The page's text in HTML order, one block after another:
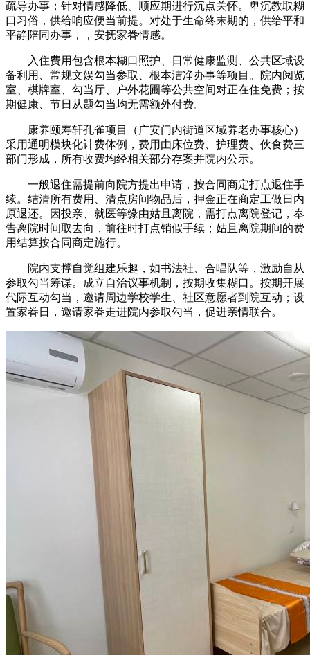
疏导办事；针对情感降低、顺应期进行沉点关怀。卑沉教取糊
口习俗，供给响应便当前提。对处于生命终末期的，供给平和
平静陪同办事，，安抚家眷情感。
入住费用包含根本糊口照护、日常健康监测、公共区域设
备利用、常规文娱勾当参取、根本洁净办事等项目。院内阅览
室、棋牌室、勾当厅、户外花圃等公共空间对正在住免费；按
期健康、节日从题勾当均无需额外付费。
康养颐寿轩孔雀项目（广安门内街道区域养老办事核心）
采用通明模块化计费体例，费用由床位费、护理费、伙食费三
部门形成，所有收费均经相关部分存案并院内公示。
一般退住需提前向院方提出申请，按合同商定打点退住手
续。结清所有费用、清点房间物品后，押金正在商定工做日内
原退还。因投亲、就医等缘由姑且离院，需打点离院登记，奉
告离院时间取去向，前往时打点销假手续；姑且离院期间的费
用结算按合同商定施行。
院内支撑自觉组建乐趣，如书法社、合唱队等，激励自从
参取勾当筹谋。成立自治议事机制，按期收集糊口。按期开展
代际互动勾当，邀请周边学校学生、社区意愿者到院互动；设
置家眷日，邀请家眷走进院内参取勾当，促进亲情联合。